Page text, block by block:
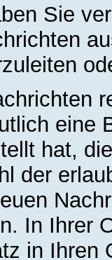
Sie
eine
hat,
der
In Ihrer
in Ihren